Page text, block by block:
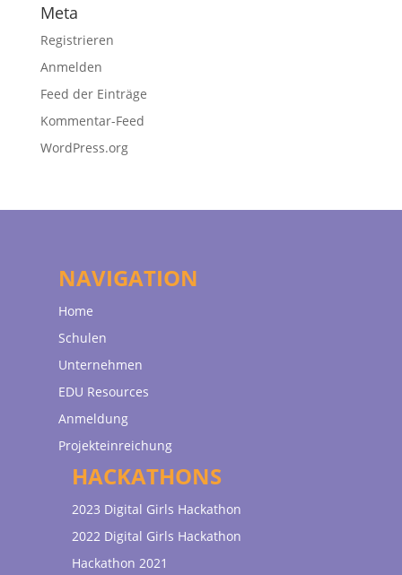
Meta
Registrieren
Anmelden
Feed der Einträge
Kommentar-Feed
WordPress.org
NAVIGATION
Home
Schulen
Unternehmen
EDU Resources
Anmeldung
Projekteinreichung
HACKATHONS
2023 Digital Girls Hackathon
2022 Digital Girls Hackathon
Hackathon 2021